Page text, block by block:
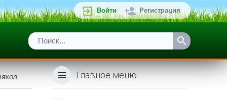
Войти Регистрация
Главное меню